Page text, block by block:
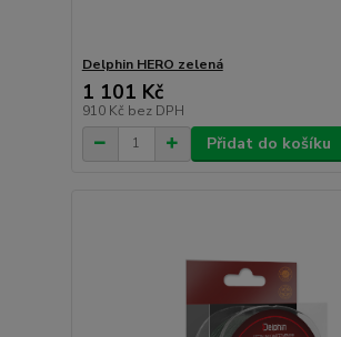
Delphin HERO zelená
1 101 Kč
910 Kč bez DPH
Přidat do košíku